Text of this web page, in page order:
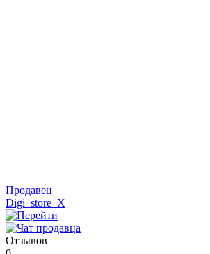
Продавец
Digi_store_X
Отзывов